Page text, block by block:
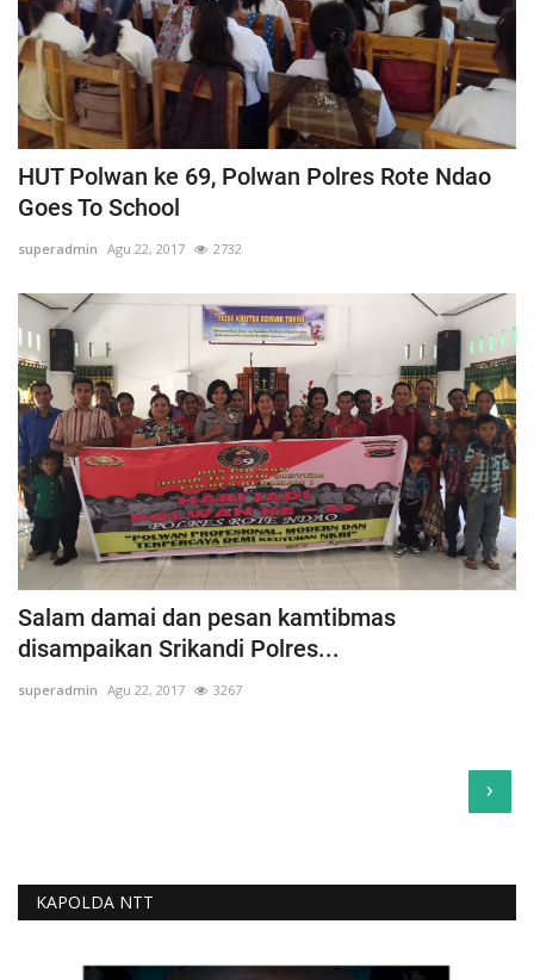
HUT Polwan ke 69, Polwan Polres Rote Ndao
Goes To School
superadmin Agu 22, 2017 2732
Salam damai dan pesan kamtibmas
disampaikan Srikandi Polres...
superadmin Agu 22, 2017 3267
›
KAPOLDA NTT